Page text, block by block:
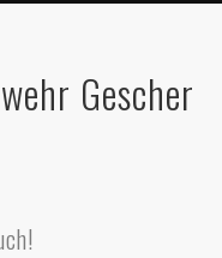
Gescher